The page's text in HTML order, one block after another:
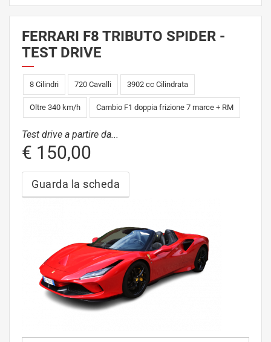
FERRARI F8 TRIBUTO SPIDER -
TEST DRIVE
8 Cilindri 720 Cavalli 3902 cc Cilindrata
Oltre 340 km/h Cambio F1 doppia frizione 7 marce + RM
Test drive a partire da...
€ 150,00
Guarda la scheda